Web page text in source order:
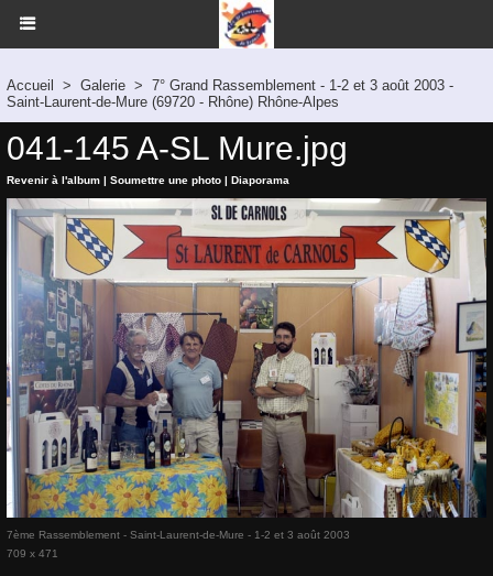
Accueil > Galerie > 7° Grand Rassemblement - 1-2 et 3 août 2003 -
Saint-Laurent-de-Mure (69720 - Rhône) Rhône-Alpes
041-145 A-SL Mure.jpg
Revenir à l'album | Soumettre une photo | Diaporama
7ème Rassemblement - Saint-Laurent-de-Mure - 1-2 et 3 août 2003
709 x 471